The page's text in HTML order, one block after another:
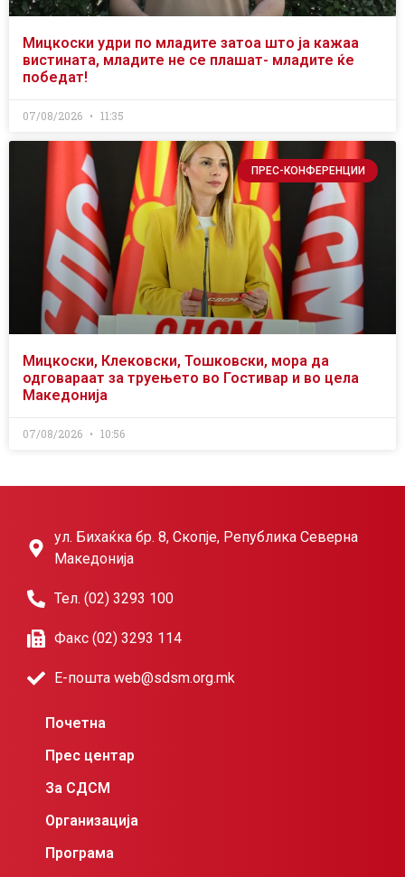
Мицкоски удри по младите затоа што ја кажаа
вистината, младите не се плашат- младите ќе
победат!
07/08/2026 11:35
ПРЕС-КОНФЕРЕНЦИИ
Мицкоски, Клековски, Тошковски, мора да
одговараат за труењето во Гостивар и во цела
Македонија
07/08/2026 10:56
ул. Бихаќка бр. 8, Скопје, Република Северна
Македонија
Тел. (02) 3293 100
Факс (02) 3293 114
Е-пошта web@sdsm.org.mk
Почетна
Прес центар
За СДСМ
Организација
Програма